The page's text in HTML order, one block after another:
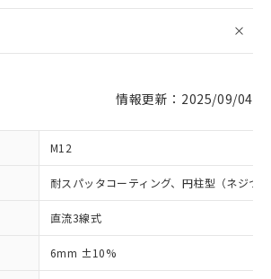
情報更新：2025/09/04
M12
耐スパッタコーティング、円柱型（ネジつ
直流3線式
6mm ±10%